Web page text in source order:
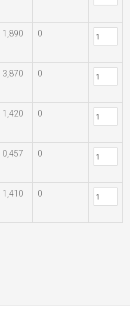
1,890 0
3,870 0
1,420 0
0,457 0
1,410 0